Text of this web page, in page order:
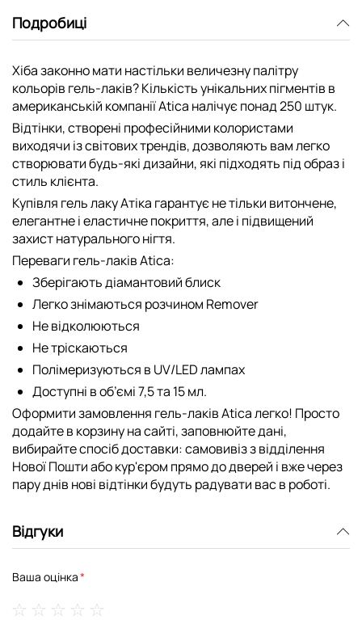
Подробиці
Хіба законно мати настільки величезну палітру
кольорів гель-лаків? Кількість унікальних пігментів в
американській компанії Atica налічує понад 250 штук.
Відтінки, створені професійними колористами
виходячи із світових трендів, дозволяють вам легко
створювати будь-які дизайни, які підходять під образ і
стиль клієнта.
Купівля гель лаку Атіка гарантує не тільки витончене,
елегантне і еластичне покриття, але і підвищений
захист натурального нігтя.
Переваги гель-лаків Atica:
Зберігають діамантовий блиск
Легко знімаються розчином Remover
Не відколюються
Не тріскаються
Полімеризуються в UV/LED лампах
Доступні в об’ємі 7,5 та 15 мл.
Оформити замовлення гель-лаків Atica легко! Просто
додайте в корзину на сайті, заповнюйте дані,
вибирайте спосіб доставки: самовивіз з відділення
Нової Пошти або кур'єром прямо до дверей і вже через
пару днів нові відтінки будуть радувати вас в роботі.
Відгуки
Ваша оцінка